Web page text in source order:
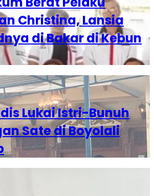
Christina, Lansia
di Bakar di Kebun
Lukai Istri-Bunuh
Sate di Boyolali